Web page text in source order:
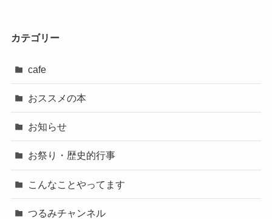
カテゴリー
cafe
おススメの本
お知らせ
お祭り・歴史的行事
こんなことやってます
つるみチャンネル